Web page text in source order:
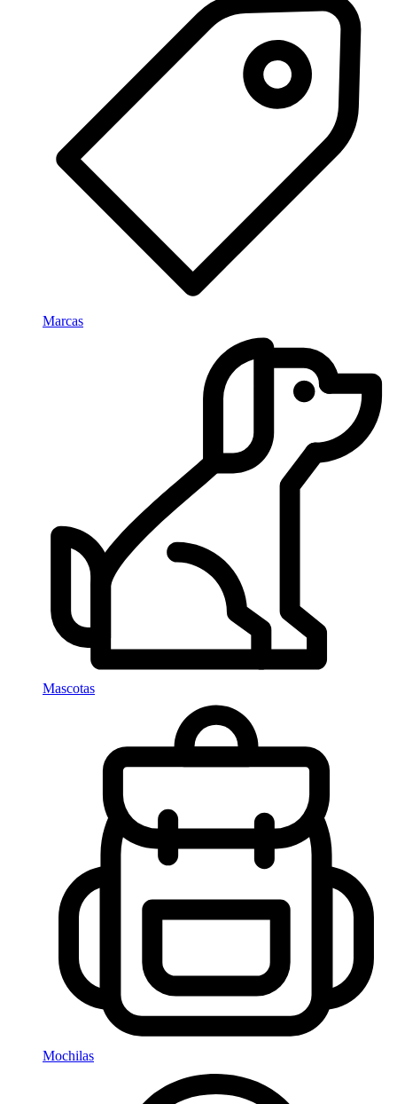
Marcas
Mascotas
Mochilas